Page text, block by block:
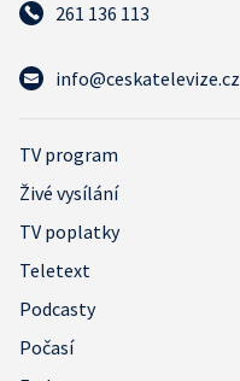
261 136 113
info@ceskatelevize.cz
TV program
Živé vysílání
TV poplatky
Teletext
Podcasty
Počasí